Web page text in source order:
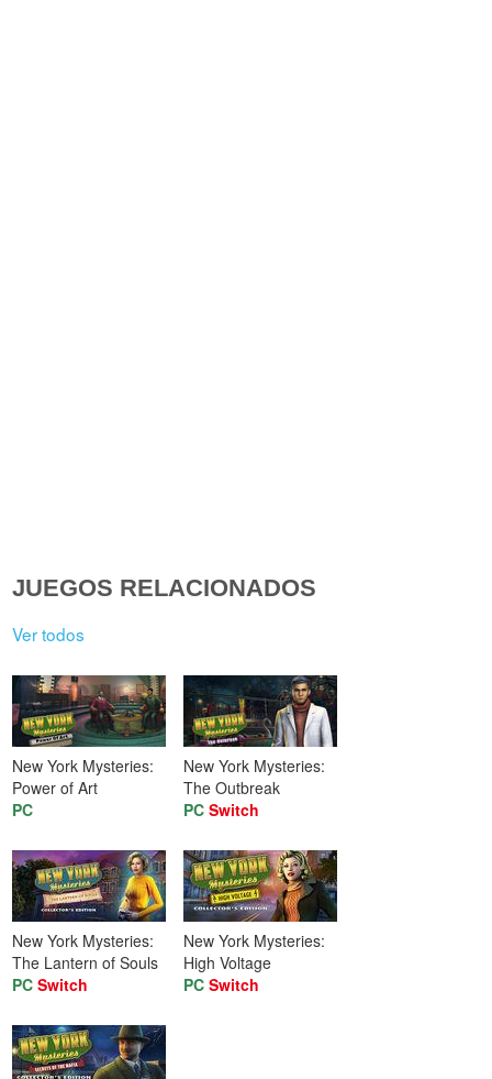
JUEGOS RELACIONADOS
Ver todos
New York Mysteries:
Power of Art
PC
New York Mysteries:
The Outbreak
PC Switch
New York Mysteries:
The Lantern of Souls
PC Switch
New York Mysteries:
High Voltage
PC Switch